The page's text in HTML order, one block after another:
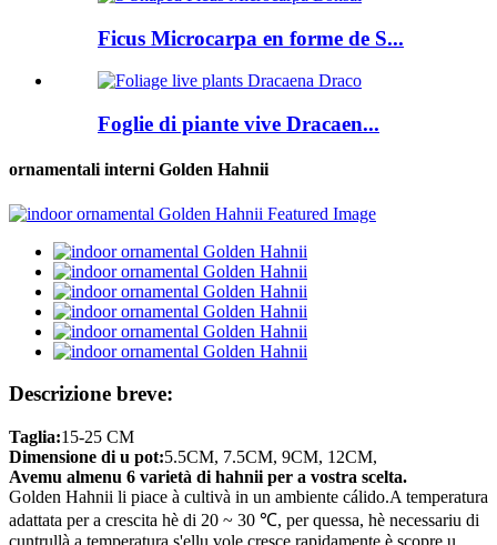
Ficus Microcarpa en forme de S...
Foglie di piante vive Dracaen...
ornamentali interni Golden Hahnii
Descrizione breve:
Taglia:15-25 CM
Dimensione di u pot:5.5CM, 7.5CM, 9CM, 12CM,
Avemu almenu 6 varietà di hahnii per a vostra scelta.
Golden Hahnii li piace à cultivà in un ambiente cálido.A temperatura
adattata per a crescita hè di 20 ~ 30 ℃, per quessa, hè necessariu di
cuntrullà a temperatura s'ellu vole cresce rapidamente è scopre u